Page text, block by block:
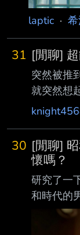
laptic ·
31 [閒聊]
突然被推
就突然想
年 坦白講
開始的能
應當如此
尾有印象
30 [閒聊]
懷嗎？
研究了一
和時代的
大半人
有特殊